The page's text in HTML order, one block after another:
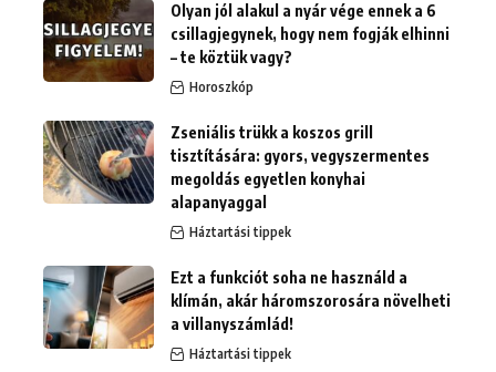
Olyan jól alakul a nyár vége ennek a 6
csillagjegynek, hogy nem fogják elhinni
– te köztük vagy?
Horoszkóp
Zseniális trükk a koszos grill
tisztítására: gyors, vegyszermentes
megoldás egyetlen konyhai
alapanyaggal
Háztartási tippek
Ezt a funkciót soha ne használd a
klímán, akár háromszorosára növelheti
a villanyszámlád!
Háztartási tippek